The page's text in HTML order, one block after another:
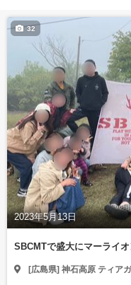
2023年5月13日
32
SBCMTで盛大にマーライオ
[広島県] 神石高原 ティア